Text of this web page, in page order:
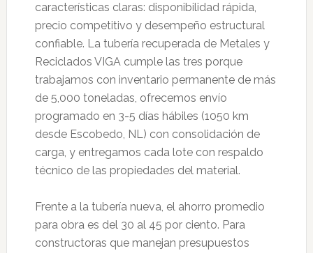
características claras: disponibilidad rápida,
precio competitivo y desempeño estructural
confiable. La tubería recuperada de Metales y
Reciclados VIGA cumple las tres porque
trabajamos con inventario permanente de más
de 5,000 toneladas, ofrecemos envío
programado en 3-5 días hábiles (1050 km
desde Escobedo, NL) con consolidación de
carga, y entregamos cada lote con respaldo
técnico de las propiedades del material.
Frente a la tubería nueva, el ahorro promedio
para obra es del 30 al 45 por ciento. Para
constructoras que manejan presupuestos